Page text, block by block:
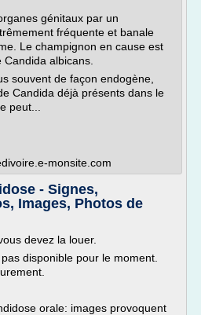
génitaux par un
fréquente et banale
Le champignon en cause est
albicans.
souvent de façon endogène,
Candida déjà présents dans le
peut...
monsite.com
- Signes,
Images, Photos de
devez la louer.
disponible pour le moment.
orale: images provoquent